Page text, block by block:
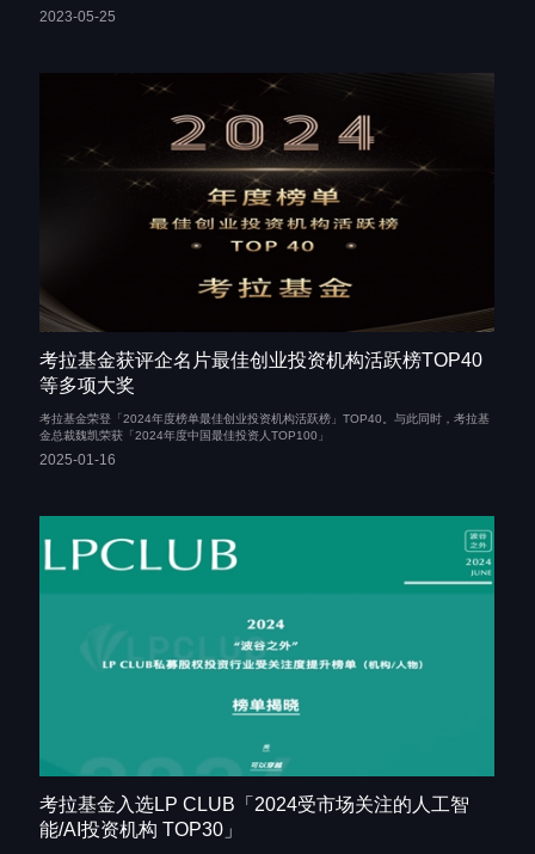
2023-05-25
考拉基金获评企名片最佳创业投资机构活跃榜TOP40
等多项大奖
考拉基金荣登「2024年度榜单最佳创业投资机构活跃榜」TOP40。与此同时，考拉基
金总裁魏凯荣获「2024年度中国最佳投资人TOP100」
2025-01-16
考拉基金入选LP CLUB「2024受市场关注的人工智
能/AI投资机构 TOP30」